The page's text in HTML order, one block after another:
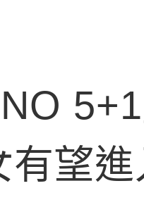
有望